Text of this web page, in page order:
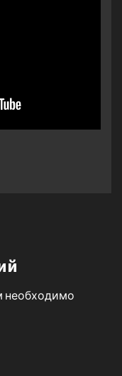
необходимо